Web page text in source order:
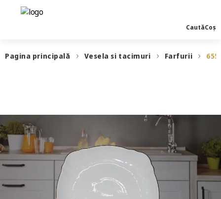
CautăCoș
Pagina principală Vesela si tacimuri Farfurii